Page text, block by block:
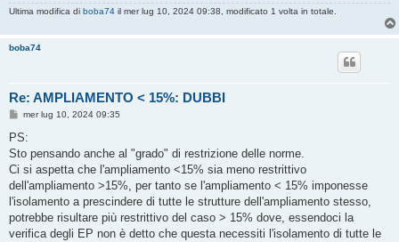
Ultima modifica di boba74 il mer lug 10, 2024 09:38, modificato 1 volta in totale.
boba74
Re: AMPLIAMENTO < 15%: DUBBI
M
s
a
g
i
o
mer lug 10, 2024 09:35
PS:
Sto pensando anche al "grado" di restrizione delle norme.
Ci si aspetta che l'ampliamento <15% sia meno restrittivo
dell'ampliamento >15%, per tanto se l'ampliamento < 15% imponesse
l'isolamento a prescindere di tutte le strutture dell'ampliamento stesso,
potrebbe risultare più restrittivo del caso > 15% dove, essendoci la
verifica degli EP non è detto che questa necessiti l'isolamento di tutte le